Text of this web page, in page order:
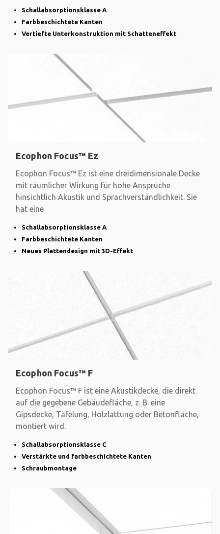
Schallabsorptionsklasse A
Farbbeschichtete Kanten
Vertiefte Unterkonstruktion mit Schatteneffekt
Ecophon Focus™ Ez
Ecophon Focus™ Ez ist eine dreidimensionale Decke
mit räumlicher Wirkung für hohe Ansprüche
hinsichtlich Akustik und Sprachverständlichkeit. Sie
hat eine
Schallabsorptionsklasse A
Farbbeschichtete Kanten
Neues Plattendesign mit 3D-Effekt
Ecophon Focus™ F
Ecophon Focus™ F ist eine Akustikdecke, die direkt
auf die gegebene Gebäudefläche, z. B. eine
Gipsdecke, Täfelung, Holzlattung oder Betonfläche,
montiert wird.
Schallabsorptionsklasse C
Verstärkte und farbbeschichtete Kanten
Schraubmontage